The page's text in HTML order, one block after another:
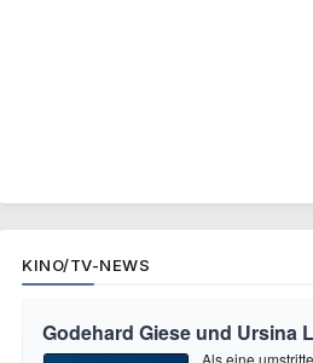
KINO/TV-NEWS
Godehard Giese und Ursina
Als eine